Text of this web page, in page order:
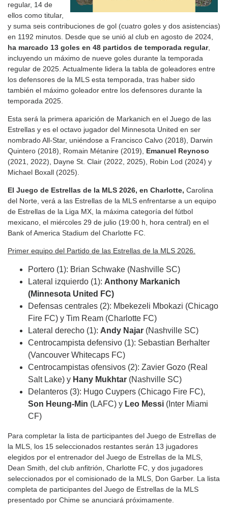
regular, 14 de
ellos como titular,
y suma seis contribuciones de gol (cuatro goles y dos asistencias)
en 1192 minutos. Desde que se unió al club en agosto de 2024,
ha marcado 13 goles en 48 partidos de temporada regular,
incluyendo un máximo de nueve goles durante la temporada
regular de 2025. Actualmente lidera la tabla de goleadores entre
los defensores de la MLS esta temporada, tras haber sido
también el máximo goleador entre los defensores durante la
temporada 2025.
Esta será la primera aparición de Markanich en el Juego de las
Estrellas y es el octavo jugador del Minnesota United en ser
nombrado All-Star, uniéndose a Francisco Calvo (2018), Darwin
Quintero (2018), Romain Métanire (2019), Emanuel Reynoso
(2021, 2022), Dayne St. Clair (2022, 2025), Robin Lod (2024) y
Michael Boxall (2025).
El Juego de Estrellas de la MLS 2026, en Charlotte, Carolina
del Norte, verá a las Estrellas de la MLS enfrentarse a un equipo
de Estrellas de la Liga MX, la máxima categoría del fútbol
mexicano, el miércoles 29 de julio (19:00 h, hora central) en el
Bank of America Stadium del Charlotte FC.
Primer equipo del Partido de las Estrellas de la MLS 2026.
Portero (1): Brian Schwake (Nashville SC)
Lateral izquierdo (1): Anthony Markanich
(Minnesota United FC)
Defensas centrales (2): Mbekezeli Mbokazi (Chicago
Fire FC) y Tim Ream (Charlotte FC)
Lateral derecho (1): Andy Najar (Nashville SC)
Centrocampista defensivo (1): Sebastian Berhalter
(Vancouver Whitecaps FC)
Centrocampistas ofensivos (2): Zavier Gozo (Real
Salt Lake) y Hany Mukhtar (Nashville SC)
Delanteros (3): Hugo Cuypers (Chicago Fire FC),
Son Heung-Min (LAFC) y Leo Messi (Inter Miami
CF)
Para completar la lista de participantes del Juego de Estrellas de
la MLS, los 15 seleccionados restantes serán 13 jugadores
elegidos por el entrenador del Juego de Estrellas de la MLS,
Dean Smith, del club anfitrión, Charlotte FC, y dos jugadores
seleccionados por el comisionado de la MLS, Don Garber. La lista
completa de participantes del Juego de Estrellas de la MLS
presentado por Chime se anunciará próximamente.